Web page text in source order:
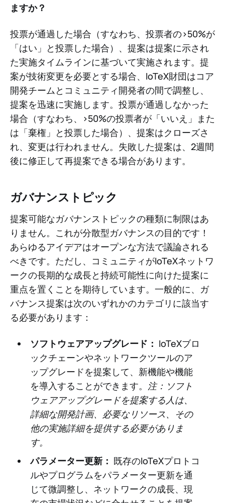
ますか？
投票が通過した場合（すなわち、投票者の>50%が
「はい」と投票した場合）、提案は提案に示され
た実施タイムラインに基づいて実施されます。提
案が技術変更を必要とする場合、IoTeX財団はコア
開発チームとコミュニティ開発者の間で調整し、
提案を迅速に実施します。投票が通過しなかった
場合（すなわち、>50%の投票者が「いいえ」また
は「棄権」と投票した場合）、提案はクローズさ
れ、変更は行われません。失敗した提案は、2週間
後に修正して再提案できる場合があります。
ガバナンストピック
提案可能なガバナンストピックの種類に制限はあ
りません。これが分散型ガバナンスの目的です！
あらゆるアイデアはオープンな方法で議論される
べきです。ただし、コミュニティがIoTeXネットワ
ークの長期的な成長と持続可能性に向けた提案に
重点を置くことを期待しています。一般的に、ガ
バナンス提案は次のいずれかのカテゴリに該当す
る必要があります：
ソフトウェアアップグレード： IoTeXブロ
ックチェーンやネットワークツールのア
ップグレードを提案して、新機能や機能
を導入することができます。 注：ソフト
ウェアアップグレードを提案する人は、
詳細な開発計画、必要なリソース、その
他の実施詳細を提供する必要がありま
す。
パラメーター更新： 既存のIoTeXプロトコ
ルやプログラムをパラメーター更新を通
じて微調整し、ネットワークの成長、現